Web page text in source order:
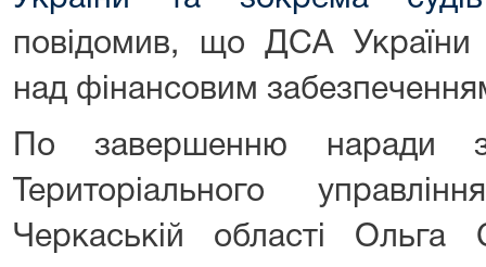
повідомив, що ДСА України
над фінансовим
По завершенню наради
Територіального
Черкаській області Ольга